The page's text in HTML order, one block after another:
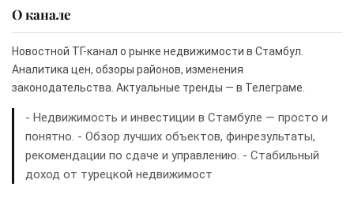
О канале
Новостной ТГ-канал о рынке недвижимости в Стамбул.
Аналитика цен, обзоры районов, изменения
законодательства. Актуальные тренды — в Телеграме.
- Недвижимость и инвестиции в Стамбуле — просто и
понятно. - Обзор лучших объектов, финрезультаты,
рекомендации по сдаче и управлению. - Стабильный
доход от турецкой недвижимост